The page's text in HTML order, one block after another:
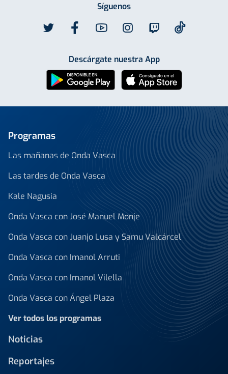
Síguenos
Descárgate nuestra App
Programas
Las mañanas de Onda Vasca
Las tardes de Onda Vasca
Kale Nagusia
Onda Vasca con José Manuel Monje
Onda Vasca con Juanjo Lusa y Samu Valcárcel
Onda Vasca con Imanol Arruti
Onda Vasca con Imanol Vilella
Onda Vasca con Ángel Plaza
Ver todos los programas
Noticias
Reportajes